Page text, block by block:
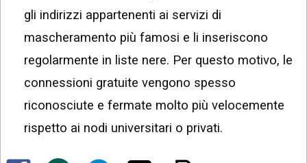
gli indirizzi appartenenti ai servizi di
mascheramento più famosi e li inseriscono
regolarmente in liste nere. Per questo motivo, le
connessioni gratuite vengono spesso
riconosciute e fermate molto più velocemente
rispetto ai nodi universitari o privati.